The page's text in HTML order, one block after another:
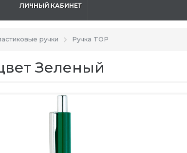
ЛИЧНЫЙ КАБИНЕТ
ручки Ручка TOP
Зеленый